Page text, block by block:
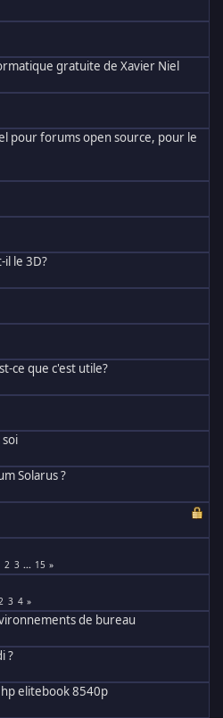
gratuite de Xavier Niel
pour forums open source, pour le
le 3D?
ce que c'est utile?
Solarus ?
2 3 ... 15
3 4
de bureau
?
elitebook 8540p